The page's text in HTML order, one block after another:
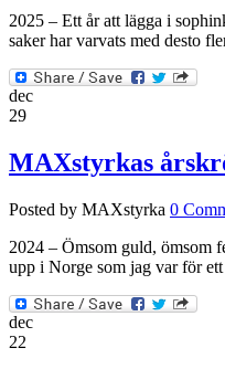
2025 – Ett år att lägga i
saker har varvats med desto
dec
29
MAXstyrkas
Posted by MAXstyrka 0
2024 – Ömsom guld, ömsom
upp i Norge som jag var för
dec
22